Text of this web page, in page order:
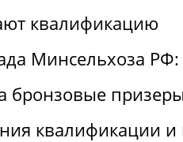
квалификацию
Минсельхоза
бронзовые
квалификации и